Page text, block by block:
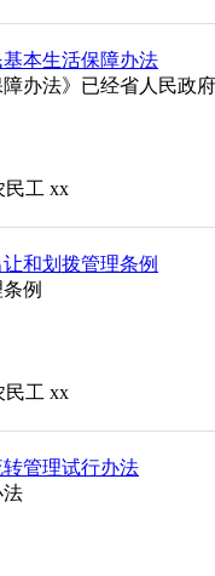
本生活保障办法
办法》已经省人民政
民工 xx
和划拨管理条例
例
民工 xx
转管理试行办法
法